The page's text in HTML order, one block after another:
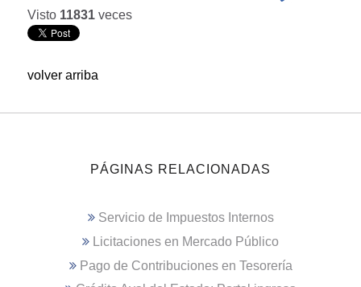
Visto 11831 veces
volver arriba
PÁGINAS RELACIONADAS
Servicio de Impuestos Internos
Licitaciones en Mercado Público
Pago de Contribuciones en Tesorería